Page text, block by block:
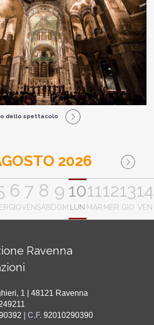
dello spettacolo
2026
6
GIO
7
VEN
8
SAB
9
DOM
10
LUN
11
MAR
12
MER
13
GIO
14
VEN
Ravenna
1 | 48121 Ravenna
| C.F. 92010290390